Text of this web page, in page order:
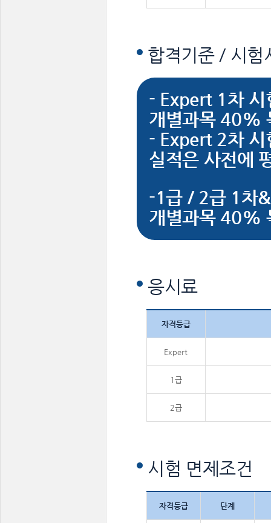
합격기준 / 시험
- Expert 1차 시
개별과목 40%
- Expert 2차
실적은 사전에
-1급 / 2급 1차
개별과목 40%
응시료
자격등급
Expert
1급
2급
시험 면제조건
자격등급 단계